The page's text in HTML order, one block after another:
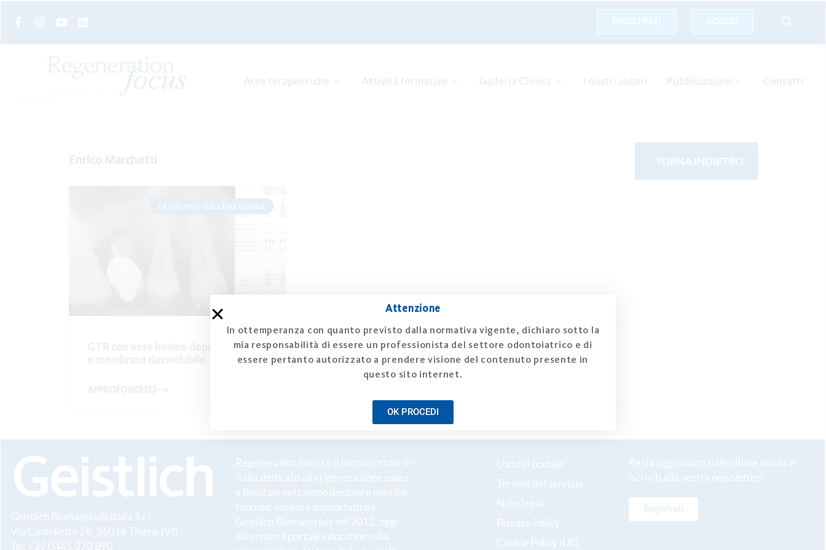
REGISTRATI ACCEDI
Enrico Marchetti
CASI CLINICI - GALLERIA CLINICA
GTR con osso bovino deproteinizzato
APPROFONDISCI -->
Geistlich Biomaterials Italia S.r.l.
Via Castelletto 28, 36016 Thiene (VI)
Tel: +39 0445 370 890
Regeneration Focus è il primo portale in
Italia dedicato alla rigenerazione ossea
e tissutale nel campo dentale e maxillo-
facciale, ideato e supportato da
Geistlich Biomaterials nel 2012, oggi
diventato il portale education sulla
Uso del portale
Termini del servizio
Note legali
Privacy Policy
Cookie Policy (UE)
Resta aggiornato sulle ultime novità e
iscriviti alla nostra newsletter!
Registrati
Attenzione
In ottemperanza con quanto previsto dalla normativa vigente, dichiaro sotto la
mia responsabilità di essere un professionista del settore odontoiatrico e di
essere pertanto autorizzato a prendere visione del contenuto presente in
questo sito internet.
OK PROCEDI